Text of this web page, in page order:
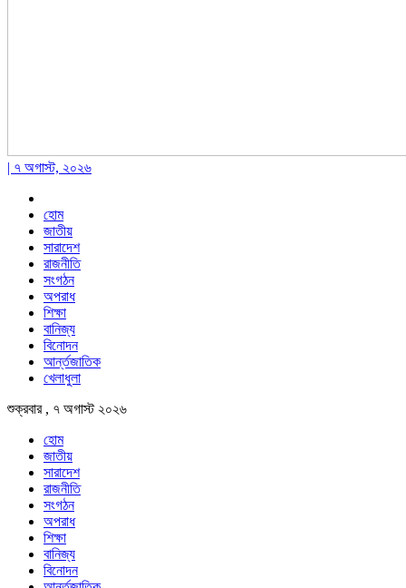
| ৭ অগাস্ট, ২০২৬
হোম
জাতীয়
সারাদেশ
রাজনীতি
সংগঠন
অপরাধ
শিক্ষা
বানিজ্য
বিনোদন
আর্ন্তজাতিক
খেলাধুলা
শুক্রবার , ৭ অগাস্ট ২০২৬
হোম
জাতীয়
সারাদেশ
রাজনীতি
সংগঠন
অপরাধ
শিক্ষা
বানিজ্য
বিনোদন